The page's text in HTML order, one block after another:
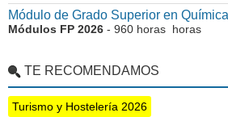
Módulo de Grado Superior en
Módulos FP 2026 - 960 horas horas
TE RECOMENDAMOS
Turismo y Hostelería 2026